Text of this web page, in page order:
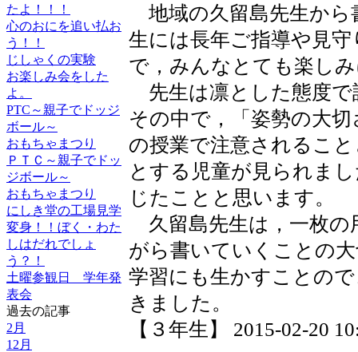
たよ！！！
心のおにを追い払お
う！！
じしゃくの実験
お楽しみ会をした
よ。
PTC～親子でドッジ
ボール～
おもちゃまつり
ＰＴＣ～親子でドッ
ジボール～
おもちゃまつり
にしき堂の工場見学
変身！！ぼく・わた
しはだれでしょ
う？！
土曜参観日 学年発
表会
過去の記事
2月
12月
地域の久留島先生から
生には長年ご指導や見
で，みんなとても楽し
先生は凛とした態度で
その中で，「姿勢の大
の授業で注意されるこ
とする児童が見られま
じたことと思います。
久留島先生は，一枚の
がら書いていくことの
学習にも生かすことの
きました。
【３年生】 2015-02-20